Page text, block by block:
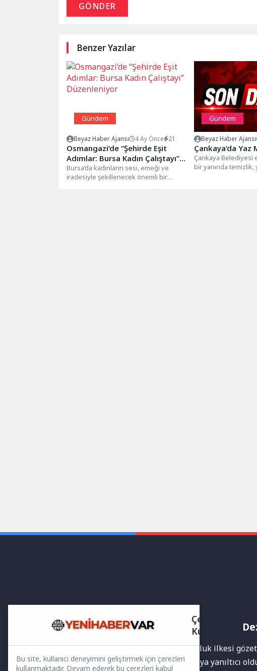
GÖNDER
Benzer Yazılar
Gündem
Beyaz Haber Ajansı 4 Ay Önce 21
Osmangazi’de “Şehirde Eşit
Adımlar: Bursa Kadın Çalıştayı”
Düzenleniyor
Bursa’da kadınların sesi, emeği ve
iradesiyle şekillenecek önemli bir
Gündem
Beyaz Haber Ajansı
Çankaya’da Yaz
Çankaya Belediyesi
bir yanında
Yayınlanan haberler doğruluk ilkesi
bilgiler bulunabilir.Yanlış veya yanıltıcı
Çerez
Kullanımı
Bu site, kullanıcı deneyimini geliştirmek için çerezleri
kullanmaktadır. Devam ederek bu çerezleri kabul